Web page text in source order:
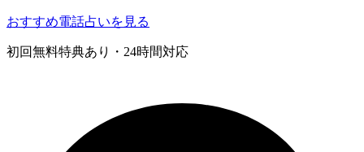
おすすめ電話占いを見る
初回無料特典あり・24時間対応